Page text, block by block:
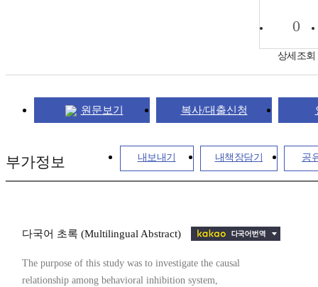
0
상세조회
원문보기 복사/대출신청
내보내기 내책장담기 공
부가정보
다국어 초록 (Multilingual Abstract)
The purpose of this study was to investigate the causal
relationship among behavioral inhibition system,